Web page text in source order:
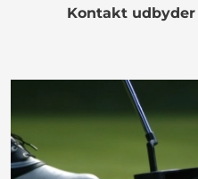
Kontakt udbyder